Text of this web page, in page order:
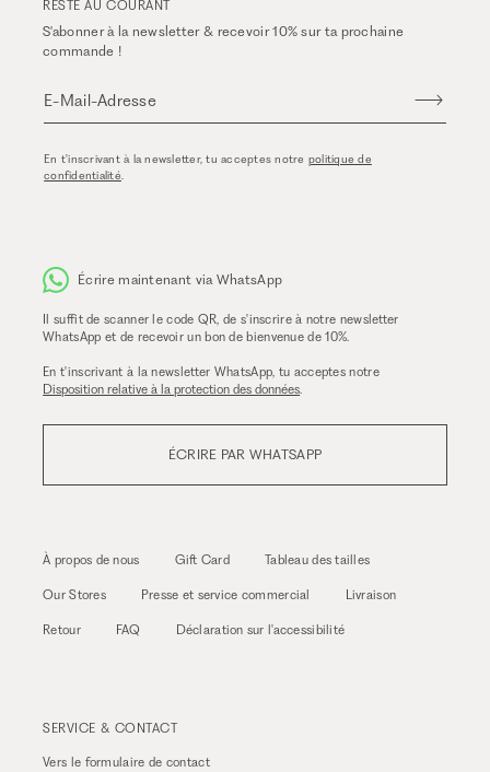
RESTE AU COURANT
S'abonner à la newsletter & recevoir 10% sur ta prochaine
commande !
E-Mail-Adresse
En t'inscrivant à la newsletter, tu acceptes notre politique de
confidentialité.
Écrire maintenant via WhatsApp
Il suffit de scanner le code QR, de s'inscrire à notre newsletter
WhatsApp et de recevoir un bon de bienvenue de 10%.
En t'inscrivant à la newsletter WhatsApp, tu acceptes notre
Disposition relative à la protection des données.
ÉCRIRE PAR WHATSAPP
À propos de nous Gift Card Tableau des tailles
Our Stores Presse et service commercial Livraison
Retour FAQ Déclaration sur l'accessibilité
SERVICE & CONTACT
Vers le formulaire de contact